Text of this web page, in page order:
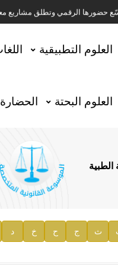
حضورها الرقمي وتطلق مشاريع
للغة العربية 2025
مدير عام لهيئة الموسوعة العربية
وزيرا للثقافة
موسوعة الآثار في سورية
العلوم التطبيقية
العلوم البحتة الحضارة
الطبية
ث ج ح خ د